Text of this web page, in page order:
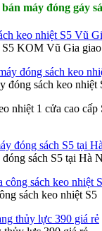
máy đóng gáy
S5 KOM Vũ Gia
đóng sách keo
nhiệt 1 cửa cao
sách S5 tại Hà
sách keo nhiệt S5